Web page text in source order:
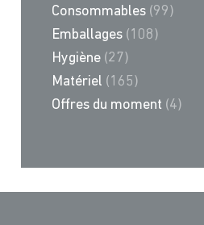
Consommables (99)
Emballages (108)
Hygiène (27)
Matériel (165)
Offres du moment (4)